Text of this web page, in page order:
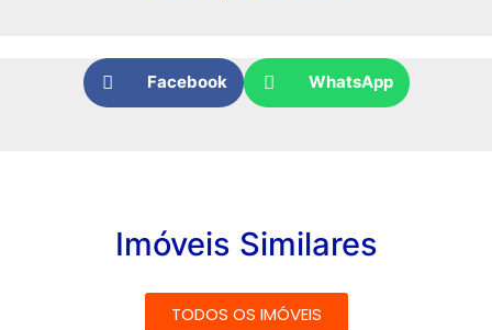
Facebook WhatsApp
Imóveis Similares
TODOS OS IMÓVEIS